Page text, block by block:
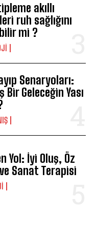
akıllı
ruh sağlığını
mi ?
Senaryoları:
Bir Geleceğin Yası
Yol: İyi Oluş, Öz
Sanat Terapisi